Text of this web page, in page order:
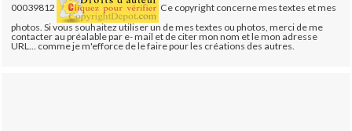
00039812
Ce copyright concerne mes textes et mes
photos. Si vous souhaitez utiliser un de mes textes ou photos, merci de me
contacter au préalable par e- mail et de citer mon nom et le mon adresse
URL... comme je m'efforce de le faire pour les créations des autres.